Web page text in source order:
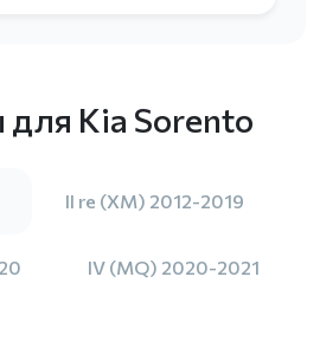
для Kia Sorento
II re (XM) 2012-2019
IV (MQ) 2020-2021